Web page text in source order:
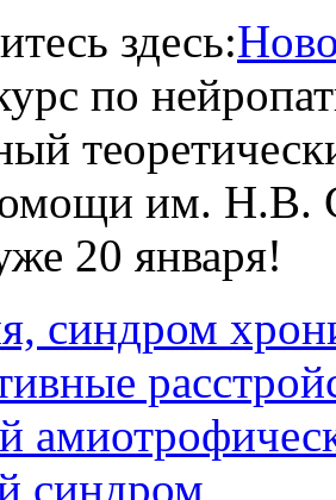
здесь:
по
им. Н.В.
20 января!
синдром
синдром